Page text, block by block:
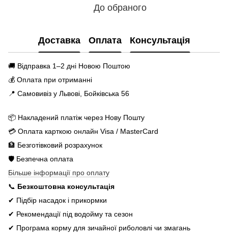
До обраного
Доставка Оплата Консультація
🚚 Відправка 1–2 дні Новою Поштою
💰 Оплата при отриманні
📍 Самовивіз у Львові, Бойківська 56
📦 Накладений платіж через Нову Пошту
💳 Оплата карткою онлайн Visa / MasterCard
🏦 Безготівковий розрахунок
🛡️ Безпечна оплата
Більше інформації про оплату
📞 Безкоштовна консультація
✔ Підбір насадок і прикормки
✔ Рекомендації під водойму та сезон
✔ Програма корму для зичайної риболовлі чи змагань